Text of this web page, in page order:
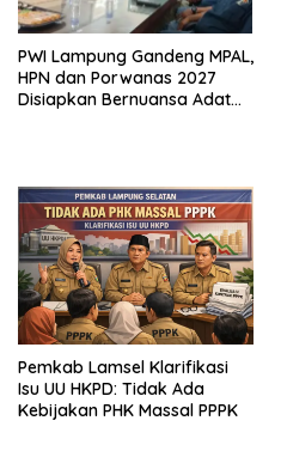
PWI Lampung Gandeng MPAL,
HPN dan Porwanas 2027
Disiapkan Bernuansa Adat
Pemkab Lamsel Klarifikasi
Isu UU HKPD: Tidak Ada
Kebijakan PHK Massal PPPK